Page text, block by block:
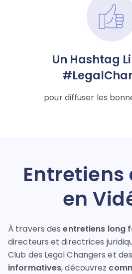
Un Hashtag
pour diffuser les
Entretiens
en
À travers desentretiens long
directeurs et directrices
Club des Legal Changers et des
informatives, découvrez